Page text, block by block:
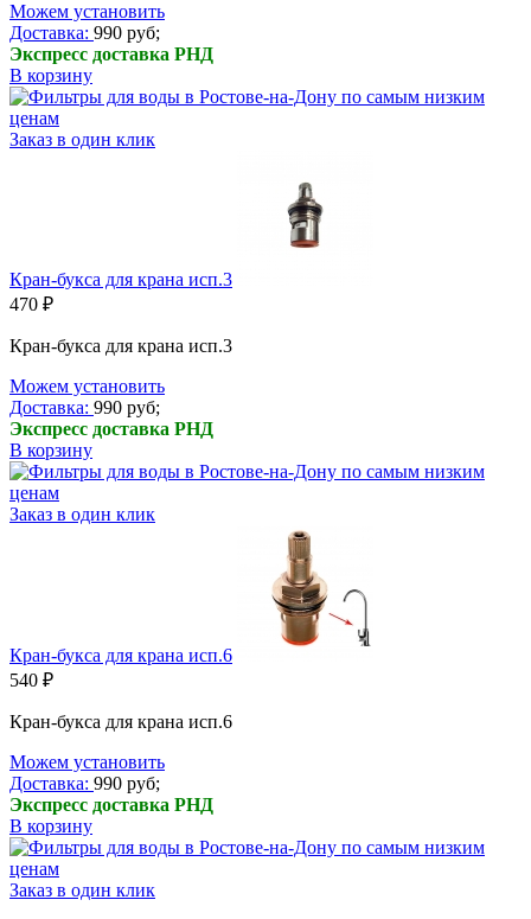
Можем установить
Доставка: 990 руб;
Экспресс доставка РНД
В корзину
Заказ в один клик
Кран-букса для крана исп.3
470 ₽
Кран-букса для крана исп.3
Можем установить
Доставка: 990 руб;
Экспресс доставка РНД
В корзину
Заказ в один клик
Кран-букса для крана исп.6
540 ₽
Кран-букса для крана исп.6
Можем установить
Доставка: 990 руб;
Экспресс доставка РНД
В корзину
Заказ в один клик